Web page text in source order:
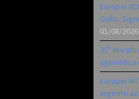
Europei
Gallis.
01/08/2026
35ª
agonistica
Europei
argento